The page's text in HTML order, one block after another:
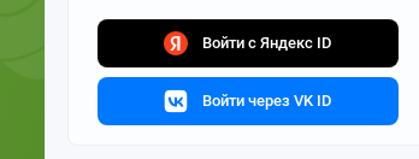
Войти с Яндекс ID
Войти через VK ID